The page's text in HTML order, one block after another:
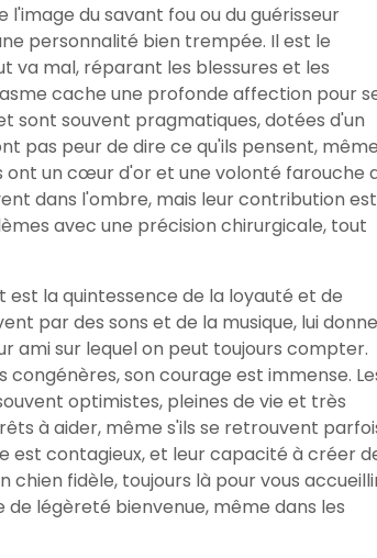
l'image du savant fou ou du guérisseur
personnalité bien trempée. Il est le
va mal, réparant les blessures et les
cache une profonde affection pour
sont souvent pragmatiques, dotées d'un
pas peur de dire ce qu'ils pensent, même
ont un cœur d'or et une volonté farouche
dans l'ombre, mais leur contribution est
avec une précision chirurgicale, tout
est la quintessence de la loyauté et de
par des sons et de la musique, lui donne
ami sur lequel on peut toujours compter.
son courage est immense.
optimistes, pleines de vie et très
à aider, même s'ils se retrouvent
est contagieux, et leur capacité à créer
fidèle, toujours là pour vous
légèreté bienvenue, même dans les